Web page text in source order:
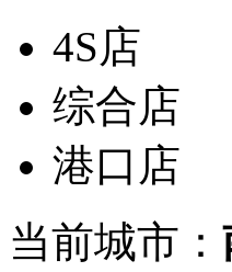
4S店
综合店
港口店
当前城市：